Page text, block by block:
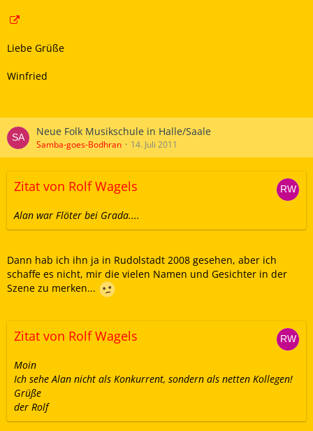
Liebe Grüße
Winfried
Neue Folk Musikschule in Halle/Saale
Samba-goes-Bodhran 14. Juli 2011
Zitat von Rolf Wagels
Alan war Flöter bei Grada....
Dann hab ich ihn ja in Rudolstadt 2008 gesehen, aber ich
schaffe es nicht, mir die vielen Namen und Gesichter in der
Szene zu merken...
Zitat von Rolf Wagels
Moin
Ich sehe Alan nicht als Konkurrent, sondern als netten Kollegen!
Grüße
der Rolf